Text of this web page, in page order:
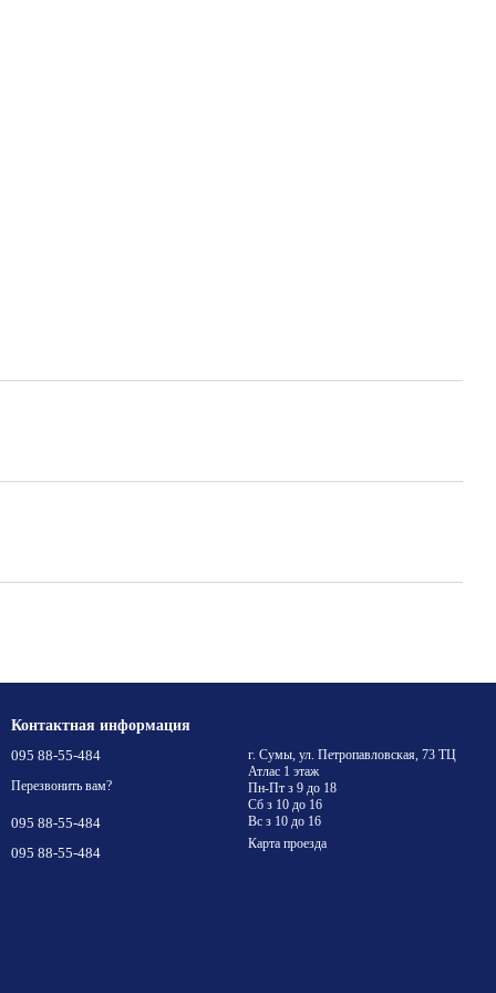
Контактная информация
095 88-55-484
Перезвонить вам?
095 88-55-484
095 88-55-484
г. Сумы, ул. Петропавловская, 73 ТЦ
Атлас 1 этаж
Пн-Пт з 9 до 18
Сб з 10 до 16
Вс з 10 до 16
Карта проезда